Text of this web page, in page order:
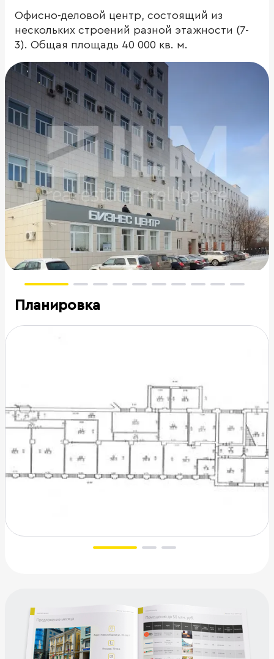
Офисно-деловой центр, состоящий из
нескольких строений разной этажности (7-
3). Общая площадь 40 000 кв. м.
Планировка